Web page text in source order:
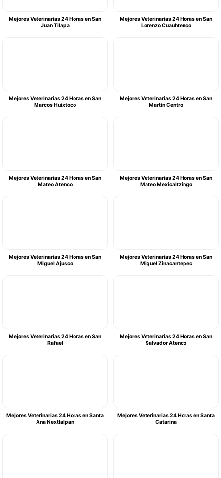
Mejores Veterinarias 24 Horas en San
Juan Tilapa
Mejores Veterinarias 24 Horas en San
Lorenzo Cuauhtenco
Mejores Veterinarias 24 Horas en San
Marcos Huixtoco
Mejores Veterinarias 24 Horas en San
Martín Centro
Mejores Veterinarias 24 Horas en San
Mateo Atenco
Mejores Veterinarias 24 Horas en San
Mateo Mexicaltzingo
Mejores Veterinarias 24 Horas en San
Miguel Ajusco
Mejores Veterinarias 24 Horas en San
Miguel Zinacantepec
Mejores Veterinarias 24 Horas en San
Rafael
Mejores Veterinarias 24 Horas en San
Salvador Atenco
Mejores Veterinarias 24 Horas en Santa
Ana Nextlalpan
Mejores Veterinarias 24 Horas en Santa
Catarina